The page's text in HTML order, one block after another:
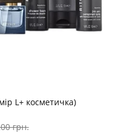
L+ косметичка)
грн.